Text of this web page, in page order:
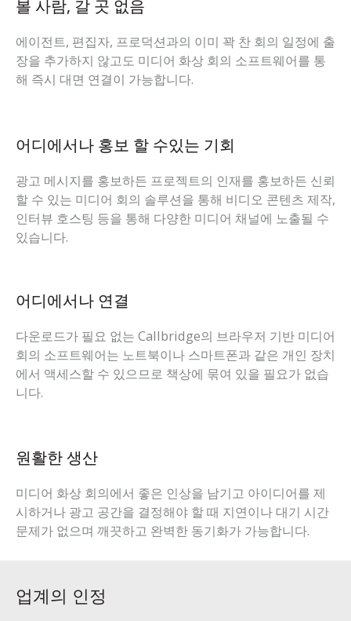
볼 사람, 갈 곳 없음
에이전트, 편집자, 프로덕션과의 이미 꽉 찬 회의 일정에 출
장을 추가하지 않고도 미디어 화상 회의 소프트웨어를 통
해 즉시 대면 연결이 가능합니다.
어디에서나 홍보 할 수있는 기회
광고 메시지를 홍보하든 프로젝트의 인재를 홍보하든 신뢰
할 수 있는 미디어 회의 솔루션을 통해 비디오 콘텐츠 제작,
인터뷰 호스팅 등을 통해 다양한 미디어 채널에 노출될 수
있습니다.
어디에서나 연결
다운로드가 필요 없는 Callbridge의 브라우저 기반 미디어
회의 소프트웨어는 노트북이나 스마트폰과 같은 개인 장치
에서 액세스할 수 있으므로 책상에 묶여 있을 필요가 없습
니다.
원활한 생산
미디어 화상 회의에서 좋은 인상을 남기고 아이디어를 제
시하거나 광고 공간을 결정해야 할 때 지연이나 대기 시간
문제가 없으며 깨끗하고 완벽한 동기화가 가능합니다.
업계의 인정